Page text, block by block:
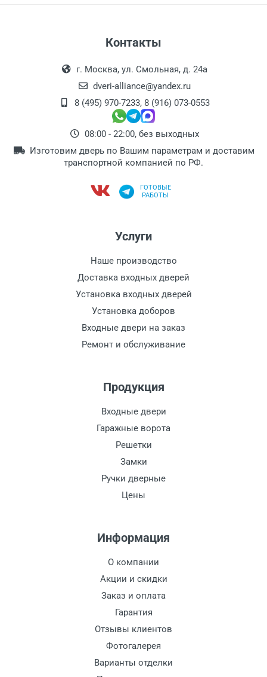
Контакты
г. Москва, ул. Смольная, д. 24а
dveri-alliance@yandex.ru
8 (495) 970-7233, 8 (916) 073-0553
08:00 - 22:00, без выходных
Изготовим дверь по Вашим параметрам и доставим
транспортной компанией по РФ.
ГОТОВЫЕ
РАБОТЫ
Услуги
Наше производство
Доставка входных дверей
Установка входных дверей
Установка доборов
Входные двери на заказ
Ремонт и обслуживание
Продукция
Входные двери
Гаражные ворота
Решетки
Замки
Ручки дверные
Цены
Информация
О компании
Акции и скидки
Заказ и оплата
Гарантия
Отзывы клиентов
Фотогалерея
Варианты отделки